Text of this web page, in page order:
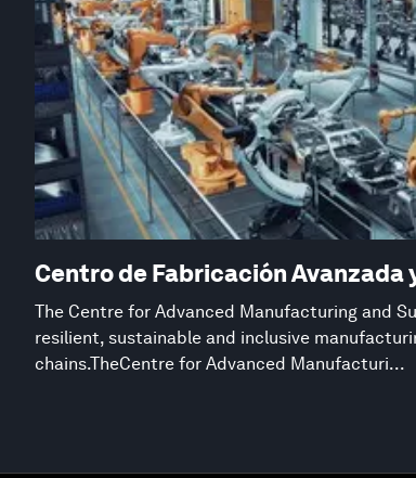
Centro de Fabricación Avanzada
The Centre for Advanced Manufacturing and
resilient, sustainable and inclusive
chains.TheCentre for Advanced Manufacturi...